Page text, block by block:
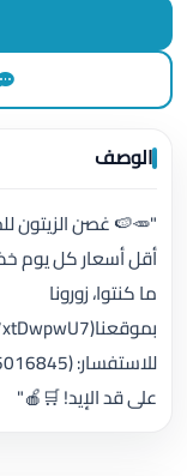
الوصف
"🥕🍉 غصن الزيتون
أقل أسعار كل يوم
ما كنتوا، زورونا
على قد الإيد! 🛒🍎"